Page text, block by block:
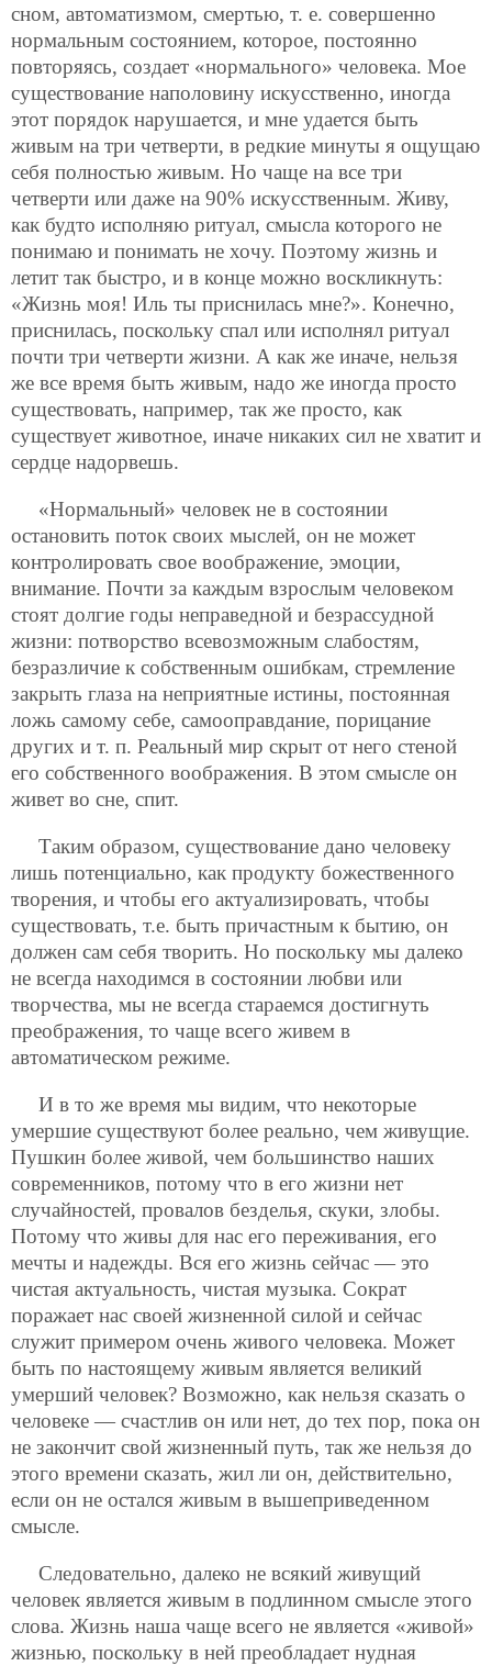
сном, автоматизмом, смертью, т. е. совершенно
нормальным состоянием, которое, постоянно
повторяясь, создает «нормального» человека. Мое
существование наполовину искусственно, иногда
этот порядок нарушается, и мне удается быть
живым на три четверти, в редкие минуты я ощущаю
себя полностью живым. Но чаще на все три
четверти или даже на 90% искусственным. Живу,
как будто исполняю ритуал, смысла которого не
понимаю и понимать не хочу. Поэтому жизнь и
летит так быстро, и в конце можно воскликнуть:
«Жизнь моя! Иль ты приснилась мне?». Конечно,
приснилась, поскольку спал или исполнял ритуал
почти три четверти жизни. А как же иначе, нельзя
же все время быть живым, надо же иногда просто
существовать, например, так же просто, как
существует животное, иначе никаких сил не хватит и
сердце надорвешь.
«Нормальный» человек не в состоянии
остановить поток своих мыслей, он не может
контролировать свое воображение, эмоции,
внимание. Почти за каждым взрослым человеком
стоят долгие годы неправедной и безрассудной
жизни: потворство всевозможным слабостям,
безразличие к собственным ошибкам, стремление
закрыть глаза на неприятные истины, постоянная
ложь самому себе, самооправдание, порицание
других и т. п. Реальный мир скрыт от него стеной
его собственного воображения. В этом смысле он
живет во сне, спит.
Таким образом, существование дано человеку
лишь потенциально, как продукту божественного
творения, и чтобы его актуализировать, чтобы
существовать, т.е. быть причастным к бытию, он
должен сам себя творить. Но поскольку мы далеко
не всегда находимся в состоянии любви или
творчества, мы не всегда стараемся достигнуть
преображения, то чаще всего живем в
автоматическом режиме.
И в то же время мы видим, что некоторые
умершие существуют более реально, чем живущие.
Пушкин более живой, чем большинство наших
современников, потому что в его жизни нет
случайностей, провалов безделья, скуки, злобы.
Потому что живы для нас его переживания, его
мечты и надежды. Вся его жизнь сейчас — это
чистая актуальность, чистая музыка. Сократ
поражает нас своей жизненной силой и сейчас
служит примером очень живого человека. Может
быть по настоящему живым является великий
умерший человек? Возможно, как нельзя сказать о
человеке — счастлив он или нет, до тех пор, пока он
не закончит свой жизненный путь, так же нельзя до
этого времени сказать, жил ли он, действительно,
если он не остался живым в вышеприведенном
смысле.
Следовательно, далеко не всякий живущий
человек является живым в подлинном смысле этого
слова. Жизнь наша чаще всего не является «живой»
жизнью, поскольку в ней преобладает нудная